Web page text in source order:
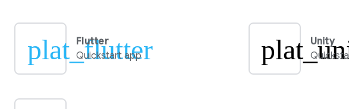
plat_flutter
Flutter
Quickstart app
Unity